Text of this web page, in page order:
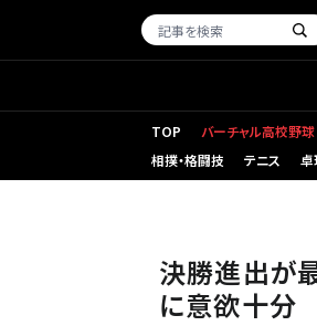
TOP バーチャル高校野球
相撲・格闘技
テニス 卓
決勝進出が
に意欲十分